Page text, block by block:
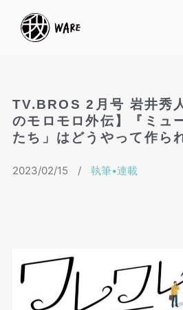
TV.BROS 2⽉号 岩井秀
のモロモロ外伝】『ミュ
たち」はどうやって作ら
2023/02/15 / 執筆•連載